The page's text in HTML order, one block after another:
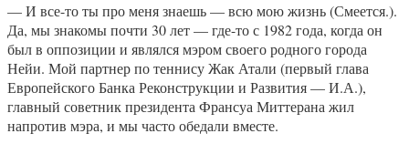
— И все-то ты про меня знаешь — всю мою жизнь (Смеется.).
Да, мы знакомы почти 30 лет — где-то с 1982 года, когда он
был в оппозиции и являлся мэром своего родного города
Нейи. Мой партнер по теннису Жак Атали (первый глава
Европейского Банка Реконструкции и Развития — И.А.),
главный советник президента Франсуа Миттерана жил
напротив мэра, и мы часто обедали вместе.